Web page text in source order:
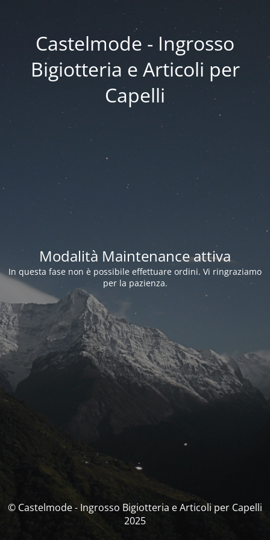
Castelmode - Ingrosso
Bigiotteria e Articoli per
Capelli
Modalità Maintenance attiva
In questa fase non è possibile effettuare ordini. Vi ringraziamo
per la pazienza.
© Castelmode - Ingrosso Bigiotteria e Articoli per Capelli
2025